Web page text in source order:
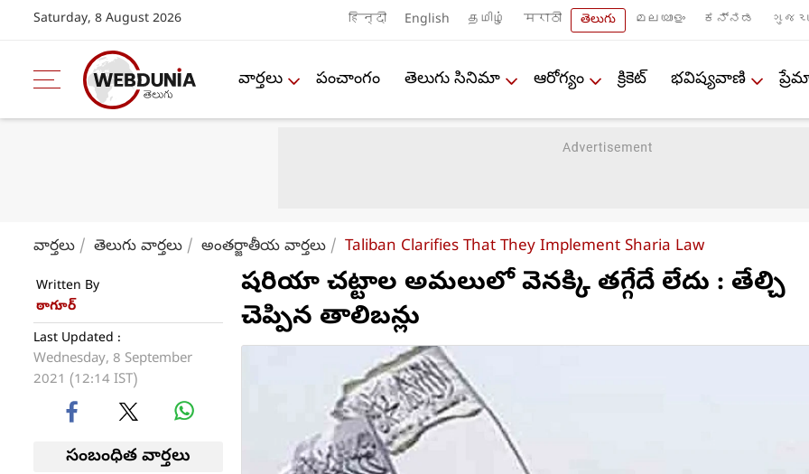
Saturday, 8 August 2026 हिन्दी English தமிழ் मराठी తెలుగు മലയാളം ಕನ್ನಡ
వార్తలు పంచాంగం తెలుగు సినిమా ఆరోగ్యం క్రికెట్ భవిష్యవాణి
వార్తలు తెలుగు వార్తలు అంతర్జాతీయ వార్తలు Taliban Clarifies That They Implement Sharia Law
Written By
ఠాగూర్
Last Updated :
Wednesday, 8 September
2021 (12:14 IST)
సంబంధిత వార్తలు
షరియా చట్టాల అమలులో వెనక్కి తగ్గేదే లేదు : తేల్చి
చెప్పిన తాలిబన్లు